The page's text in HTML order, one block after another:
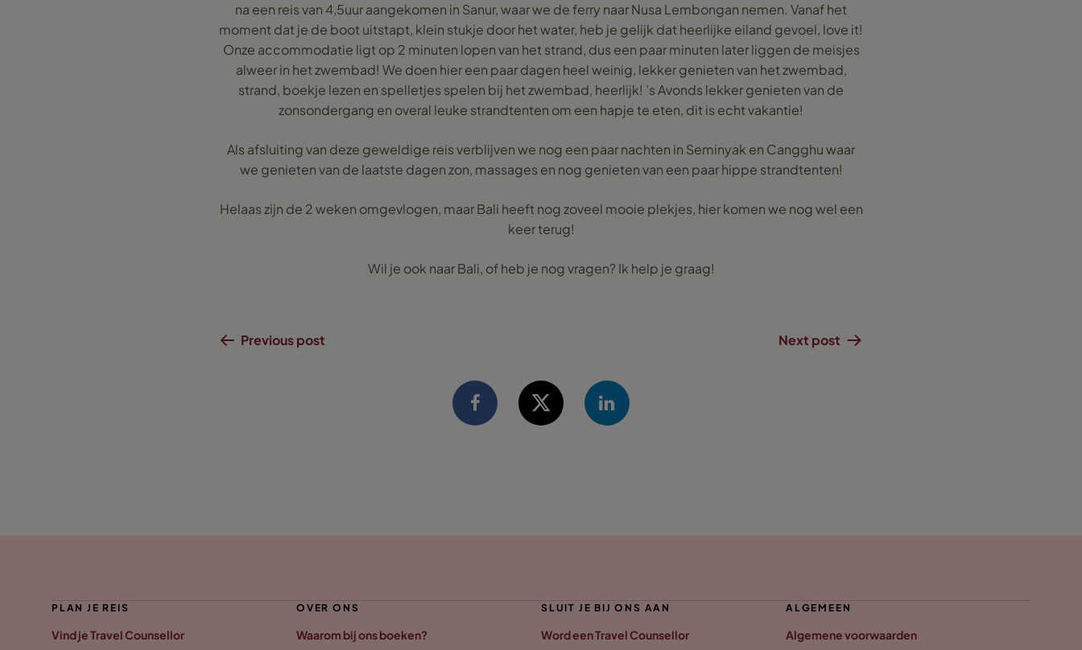
na een reis van 4,5uur aangekomen in Sanur, waar we de ferry naar Nusa Lembongan nemen. Vanaf het
moment dat je de boot uitstapt, klein stukje door het water, heb je gelijk dat heerlijke eiland gevoel, love it!
Onze accommodatie ligt op 2 minuten lopen van het strand, dus een paar minuten later liggen de meisjes
alweer in het zwembad! We doen hier een paar dagen heel weinig, lekker genieten van het zwembad,
strand, boekje lezen en spelletjes spelen bij het zwembad, heerlijk! ’s Avonds lekker genieten van de
zonsondergang en overal leuke strandtenten om een hapje te eten, dit is echt vakantie!
Als afsluiting van deze geweldige reis verblijven we nog een paar nachten in Seminyak en Cangghu waar
we genieten van de laatste dagen zon, massages en nog genieten van een paar hippe strandtenten!
Helaas zijn de 2 weken omgevlogen, maar Bali heeft nog zoveel mooie plekjes, hier komen we nog wel een
keer terug!
Wil je ook naar Bali, of heb je nog vragen? Ik help je graag!
Previous post Next post
PLAN JE REIS
Vind je Travel Counsellor
OVER ONS
Waarom bij ons boeken?
SLUIT JE BIJ ONS AAN
Word een Travel Counsellor
ALGEMEEN
Algemene voorwaarden